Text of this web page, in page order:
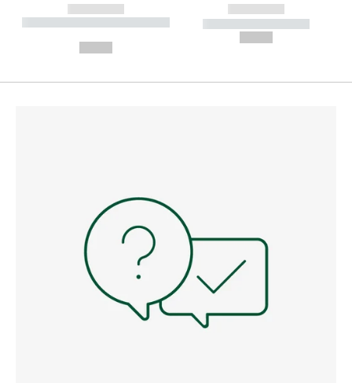
------------
----------- ----------- --------
------------
----------- -----------